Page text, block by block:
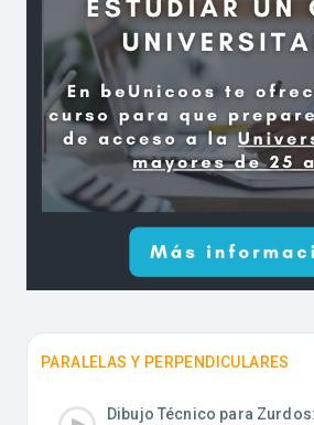
PARALELAS Y PERPENDICULARES
Dibujo Técnico para